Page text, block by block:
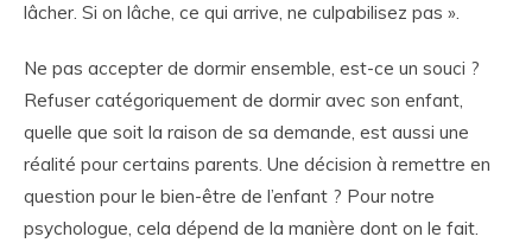
lâcher. Si on lâche, ce qui arrive, ne culpabilisez pas ».
Ne pas accepter de dormir ensemble, est-ce un souci ?
Refuser catégoriquement de dormir avec son enfant,
quelle que soit la raison de sa demande, est aussi une
réalité pour certains parents. Une décision à remettre en
question pour le bien-être de l’enfant ? Pour notre
psychologue, cela dépend de la manière dont on le fait.